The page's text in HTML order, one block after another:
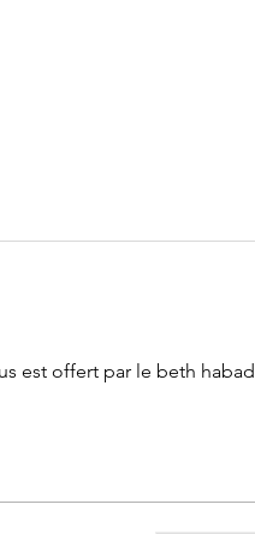
est offert par le beth habad